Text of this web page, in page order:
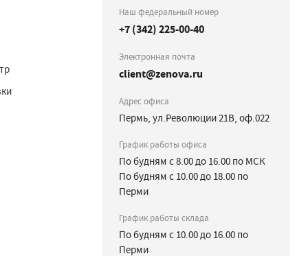
Наш федеральный номер
+7 (342) 225-00-40
Электронная почта
client@zenova.ru
Адрес офиса
Пермь, ул.Революции 21В, оф.022
График работы офиса
По будням с 8.00 до 16.00 по МСК
По будням с 10.00 до 18.00 по
Перми
График работы склада
По будням с 10.00 до 16.00 по
Перми